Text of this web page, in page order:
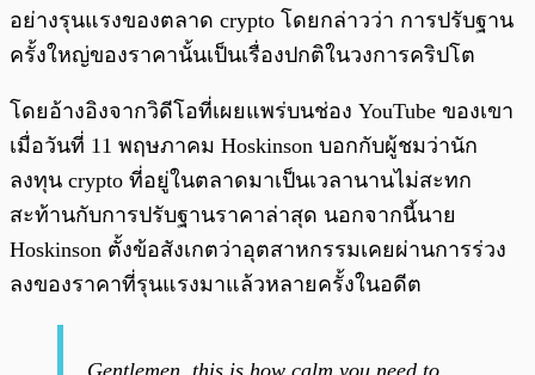
อย่างรุนแรงของตลาด crypto โดยกล่าวว่า การปรับฐาน
ครั้งใหญ่ของราคานั้นเป็นเรื่องปกติในวงการคริปโต
โดยอ้างอิงจากวิดีโอที่เผยแพร่บนช่อง YouTube ของเขา
เมื่อวันที่ 11 พฤษภาคม Hoskinson บอกกับผู้ชมว่านัก
ลงทุน crypto ที่อยู่ในตลาดมาเป็นเวลานานไม่สะทก
สะท้านกับการปรับฐานราคาล่าสุด นอกจากนี้นาย
Hoskinson ตั้งข้อสังเกตว่าอุตสาหกรรมเคยผ่านการร่วง
ลงของราคาที่รุนแรงมาแล้วหลายครั้งในอดีต